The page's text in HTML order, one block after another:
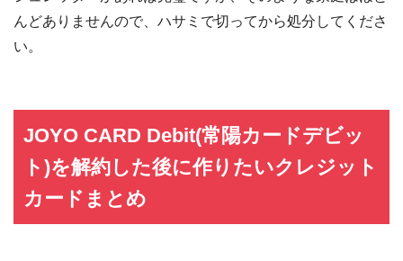
んどありませんので、ハサミで切ってから処分してくださ
い。
JOYO CARD Debit(常陽カードデビッ
ト)を解約した後に作りたいクレジット
カードまとめ